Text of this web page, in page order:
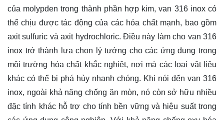
của molypden trong thành phần hợp kim, van 316 inox có
thể chịu được tác động của các hóa chất mạnh, bao gồm
axit sulfuric và axit hydrochloric. Điều này làm cho van 316
inox trở thành lựa chọn lý tưởng cho các ứng dụng trong
môi trường hóa chất khắc nghiệt, nơi mà các loại vật liệu
khác có thể bị phá hủy nhanh chóng. Khi nói đến van 316
inox, ngoài khả năng chống ăn mòn, nó còn sở hữu nhiều
đặc tính khác hỗ trợ cho tính bền vững và hiệu suất trong